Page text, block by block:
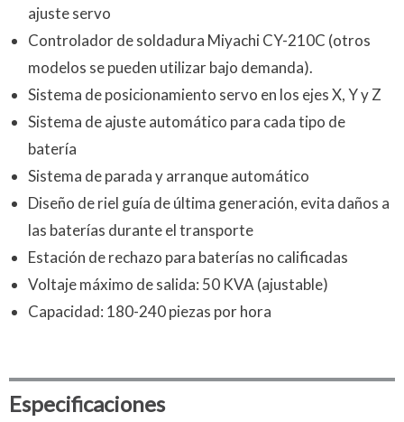
ajuste servo
Controlador de soldadura Miyachi CY-210C (otros
modelos se pueden utilizar bajo demanda).
Sistema de posicionamiento servo en los ejes X, Y y Z
Sistema de ajuste automático para cada tipo de
batería
Sistema de parada y arranque automático
Diseño de riel guía de última generación, evita daños a
las baterías durante el transporte
Estación de rechazo para baterías no calificadas
Voltaje máximo de salida: 50 KVA (ajustable)
Capacidad: 180-240 piezas por hora
Especificaciones